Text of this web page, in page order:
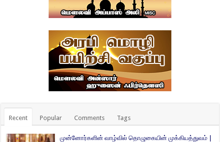
Recent Popular Comments Tags
முன்னோர்களின் வாழ்வில் தொழுகையின் முக்கியத்துவம் |